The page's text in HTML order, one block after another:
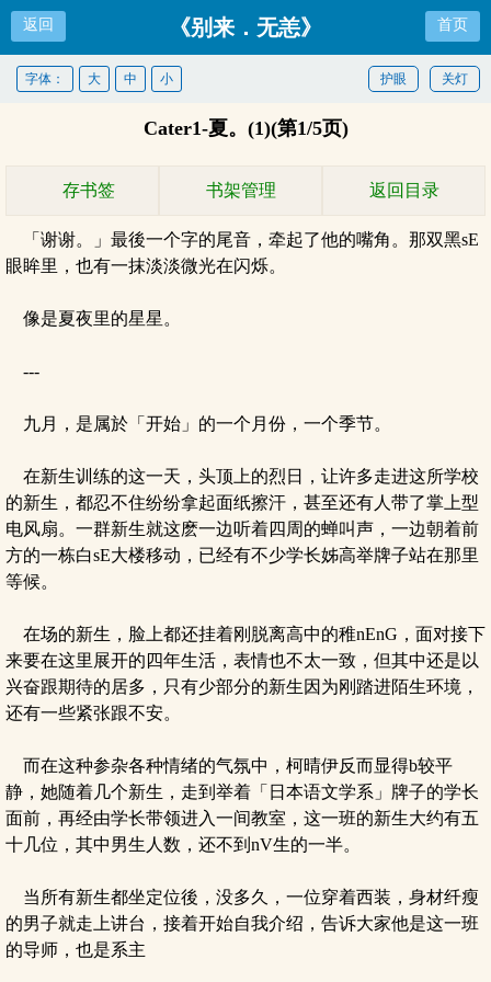
返回 《别来．无恙》 首页
关灯
护眼
字体： 大 中 小
Cater1-夏。(1)(第1/5页)
存书签 书架管理 返回目录
「谢谢。」最後一个字的尾音，牵起了他的嘴角。那双黑sE
眼眸里，也有一抹淡淡微光在闪烁。
像是夏夜里的星星。
---
九月，是属於「开始」的一个月份，一个季节。
在新生训练的这一天，头顶上的烈日，让许多走进这所学校
的新生，都忍不住纷纷拿起面纸擦汗，甚至还有人带了掌上型
电风扇。一群新生就这麽一边听着四周的蝉叫声，一边朝着前
方的一栋白sE大楼移动，已经有不少学长姊高举牌子站在那里
等候。
在场的新生，脸上都还挂着刚脱离高中的稚nEnG，面对接下
来要在这里展开的四年生活，表情也不太一致，但其中还是以
兴奋跟期待的居多，只有少部分的新生因为刚踏进陌生环境，
还有一些紧张跟不安。
而在这种参杂各种情绪的气氛中，柯晴伊反而显得b较平
静，她随着几个新生，走到举着「日本语文学系」牌子的学长
面前，再经由学长带领进入一间教室，这一班的新生大约有五
十几位，其中男生人数，还不到nV生的一半。
当所有新生都坐定位後，没多久，一位穿着西装，身材纤瘦
的男子就走上讲台，接着开始自我介绍，告诉大家他是这一班
的导师，也是系主